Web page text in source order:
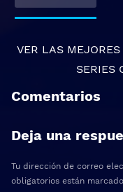
VER LAS MEJORES
SERIES
Comentarios
Deja una
Tu dirección de correo
obligatorios están